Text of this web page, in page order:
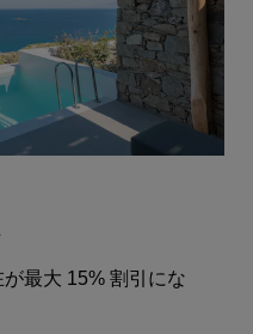
最大 15% 割引にな